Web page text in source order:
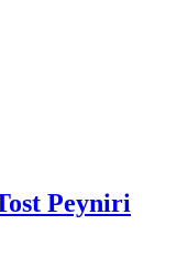
Peyniri